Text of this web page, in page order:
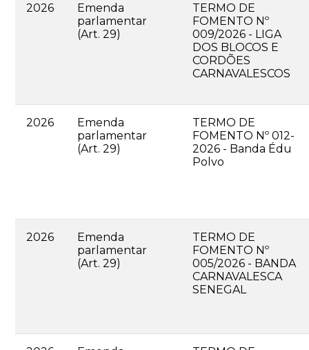
2026
Emenda
parlamentar
(Art. 29)
TERMO DE
FOMENTO Nº
009/2026 - LIGA
DOS BLOCOS E
CORDÕES
CARNAVALESCOS
2026
Emenda
parlamentar
(Art. 29)
TERMO DE
FOMENTO Nº 012-
2026 - Banda Édu
Polvo
2026
Emenda
parlamentar
(Art. 29)
TERMO DE
FOMENTO Nº
005/2026 - BANDA
CARNAVALESCA
SENEGAL